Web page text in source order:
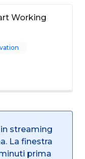
Working
in streaming
La finestra
prima